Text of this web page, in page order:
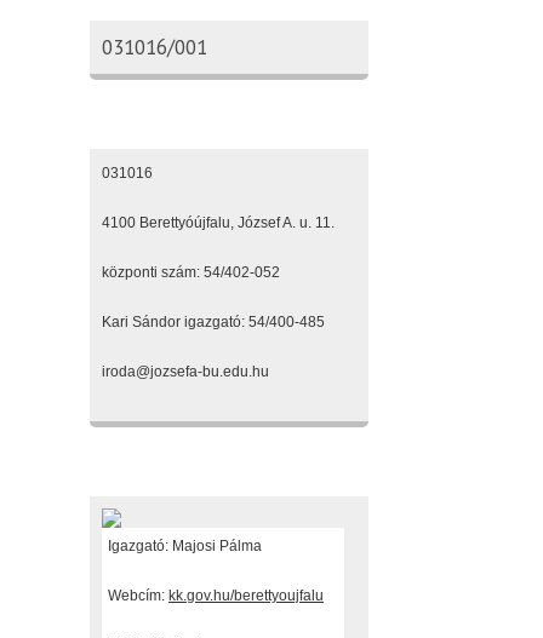
031016/001
031016
4100 Berettyóújfalu, József A. u. 11.
központi szám: 54/402-052
Kari Sándor igazgató: 54/400-485
iroda@jozsefa-bu.edu.hu
Igazgató: Majosi Pálma
Webcím: kk.gov.hu/berettyoujfalu